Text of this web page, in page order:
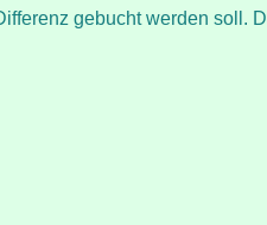
gebucht werden soll.